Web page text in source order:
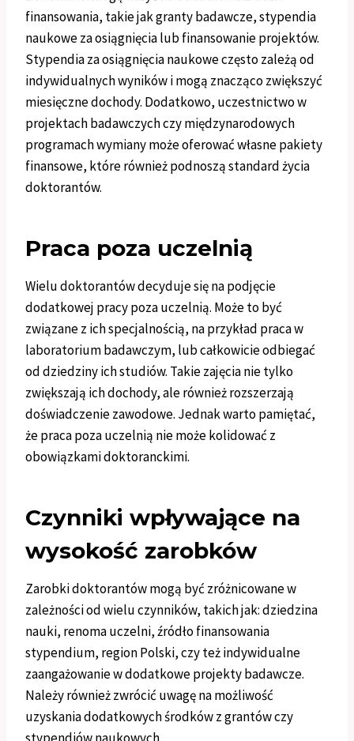
finansowania, takie jak granty badawcze, stypendia
naukowe za osiągnięcia lub finansowanie projektów.
Stypendia za osiągnięcia naukowe często zależą od
indywidualnych wyników i mogą znacząco zwiększyć
miesięczne dochody. Dodatkowo, uczestnictwo w
projektach badawczych czy międzynarodowych
programach wymiany może oferować własne pakiety
finansowe, które również podnoszą standard życia
doktorantów.
Praca poza uczelnią
Wielu doktorantów decyduje się na podjęcie
dodatkowej pracy poza uczelnią. Może to być
związane z ich specjalnością, na przykład praca w
laboratorium badawczym, lub całkowicie odbiegać
od dziedziny ich studiów. Takie zajęcia nie tylko
zwiększają ich dochody, ale również rozszerzają
doświadczenie zawodowe. Jednak warto pamiętać,
że praca poza uczelnią nie może kolidować z
obowiązkami doktoranckimi.
Czynniki wpływające na
wysokość zarobków
Zarobki doktorantów mogą być zróżnicowane w
zależności od wielu czynników, takich jak: dziedzina
nauki, renoma uczelni, źródło finansowania
stypendium, region Polski, czy też indywidualne
zaangażowanie w dodatkowe projekty badawcze.
Należy również zwrócić uwagę na możliwość
uzyskania dodatkowych środków z grantów czy